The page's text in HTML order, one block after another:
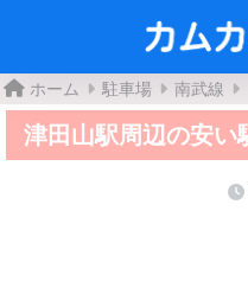
ホーム 駐車場 南武線
津田山駅周辺の安い